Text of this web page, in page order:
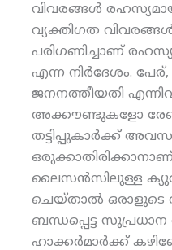
വിവരങ്ങള്‍
വ്യക്തിഗത
പരിഗണിച്ചാണ്
എന്ന നിര്‍ദേശം.
ജനനത്തീയതി
അക്കൗണ്ടുകളോ
തട്ടിപ്പുകാര്‍ക്ക്
ലൈസന്‍സിലുള്ള
ചെയ്താല്‍ ഒരാളുടെ
ബന്ധപ്പെട്ട
ഹാക്കര്‍മാര്‍ക്ക്